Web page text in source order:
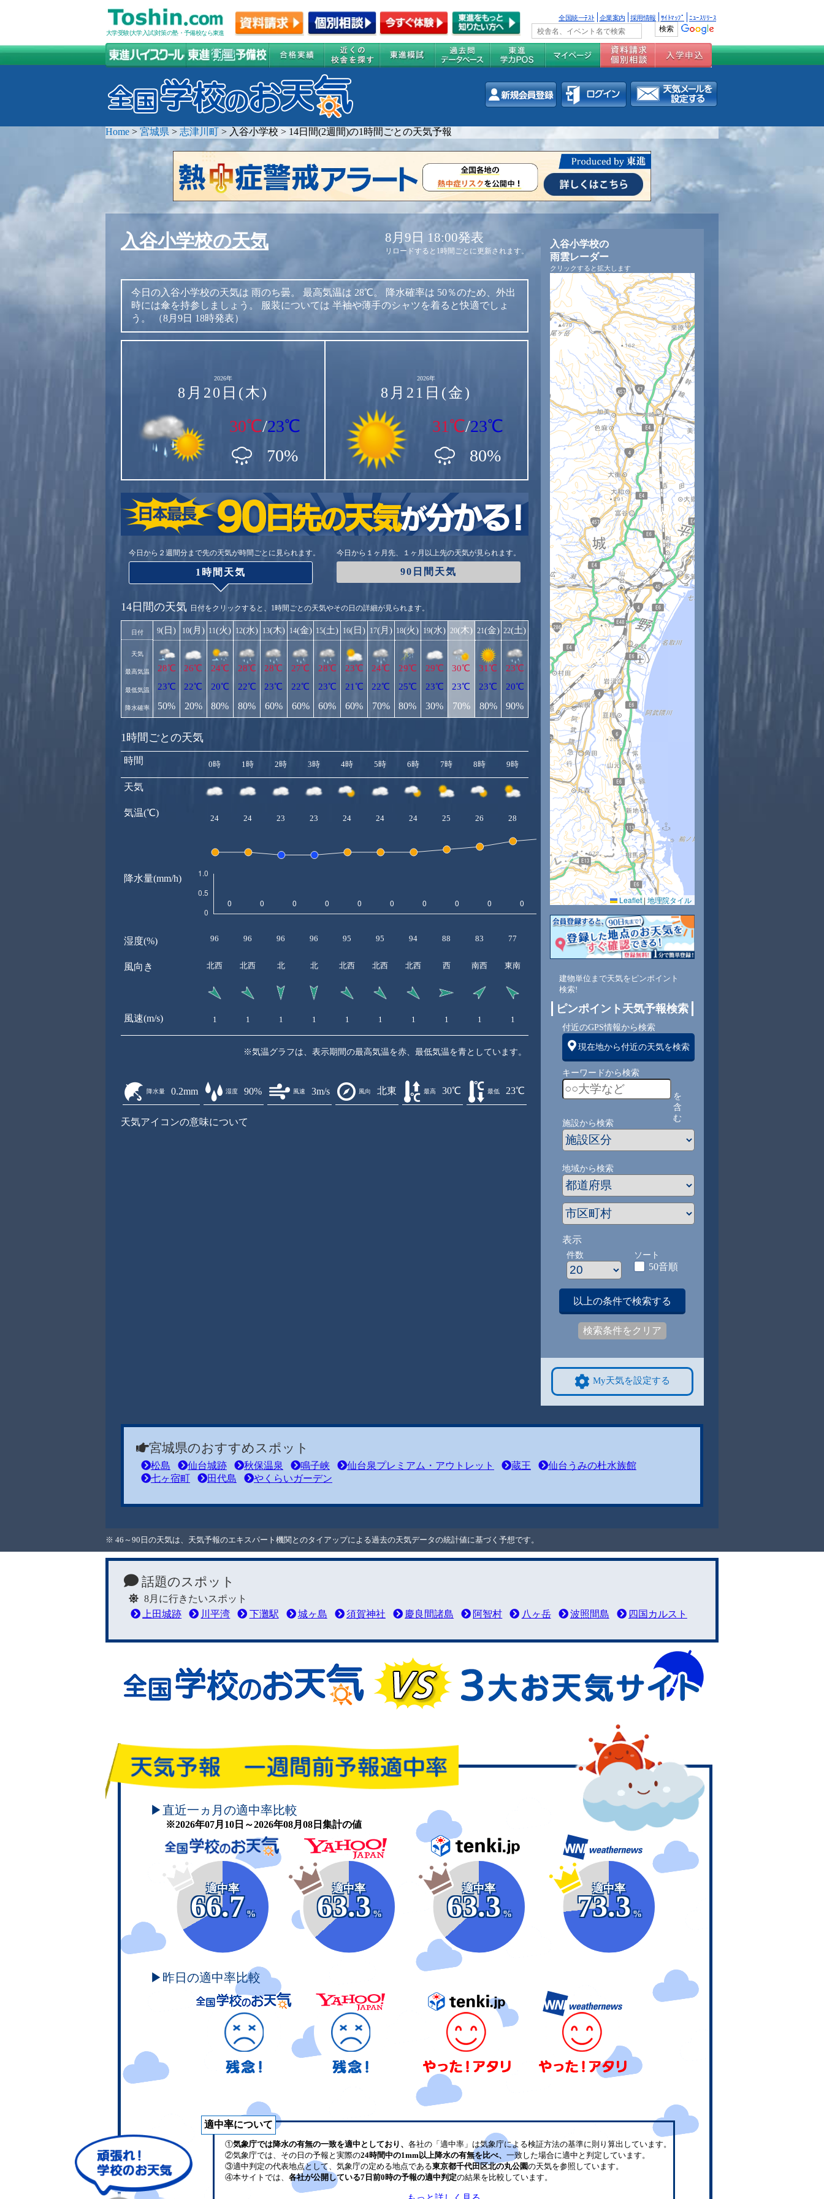
大学受験(大学入試)対策の塾・予備校なら東進
全国統一ﾃｽﾄ 企業案内 採用情報 ｻｲﾄﾏｯﾌﾟ ﾆｭｰｽﾘﾘｰｽ
Home > 宮城県 > 志津川町 > 入谷小学校 > 14日間(2週間)の1時間ごとの天気予報
入谷小学校の天気 8月9日 18:00発表
リロードすると1時間ごとに更新されます。
今日の入谷小学校の天気は 雨のち曇。 最高気温は 28℃。 降水確率は 50％のため、外出
時には傘を持参しましょう。
服装については 半袖や薄手のシャツを着ると快適でしょ
う。
（8月9日 18時発表）
2026年
8月20日(木)
30℃/23℃
70%
2026年
8月21日(金)
31℃/23℃
80%
今日から２週間分まで先の天気が時間ごとに見られます。
1時間天気
今日から１ヶ月先、１ヶ月以上先の天気が見られます。
90日間天気
14日間の天気 日付をクリックすると、1時間ごとの天気やその日の詳細が見られます。
日付
天気
最高気温
最低気温
降水確率
9(日)
28℃
23℃
50%
10(月)
26℃
22℃
20%
11(火)
24℃
20℃
80%
12(水)
28℃
22℃
80%
13(木)
28℃
23℃
60%
14(金)
27℃
22℃
60%
15(土)
28℃
23℃
60%
16(日)
23℃
21℃
60%
17(月)
24℃
22℃
70%
18(火)
29℃
25℃
80%
19(水)
29℃
23℃
30%
20(木)
30℃
23℃
70%
21(金)
31℃
23℃
80%
22(土)
23℃
20℃
90%
1時間ごとの天気
時間
天気
気温(℃)
降水量(mm/h)
湿度(%)
風向き
風速(m/s)
0時 1時 2時 3時 4時 5時 6時 7時 8時 9時 10時 11時 12時 13時
24 24 23 23 24 24 24 25 26 28 29 30 30
96 96 96 96 95 95 94 88 83 77 71 68 70 72
北西 北西 北 北 北西 北西 北西 西 南西 東南
1 1 1 1 1 1 1 1 1 1
※気温グラフは、表示期間の最高気温を赤、最低気温を青としています。
降水量 0.2mm 湿度 90% 風速 3m/s 風向 北東 最高 30℃ 最低 23℃
天気アイコンの意味について
入谷小学校の
雨雲レーダー
クリックすると拡大します
Leaflet| 地理院タイル
建物単位まで天気をピンポイント
検索!
ピンポイント天気予報検索
付近のGPS情報から検索
現在地から付近の天気を検索
キーワードから検索
を
含
む
施設から検索
地域から検索
表示
件数 ソート
50音順
以上の条件で検索する
検索条件をクリア
My天気を設定する
宮城県のおすすめスポット
松島 仙台城跡 秋保温泉 鳴子峡 仙台泉プレミアム・アウトレット 蔵王
仙台うみの杜水族館
七ヶ宿町
田代島 やくらいガーデン
※ 46～90日の天気は、天気予報のエキスパート機関とのタイアップによる過去の天気データの統計値に基づく予想です。
話題のスポット
8月に行きたいスポット
上田城跡
川平湾 下灘駅 城ヶ島 須賀神社 慶良間諸島 阿智村 八ヶ岳 波照間島 四国カルスト
頑張れ！学校のお天気
▶直近一ヵ月の適中率比較
※2026年07月10日～2026年08月08日集計の値
適中率
66.7
%
適中率
63.3
%
適中率
63.3
%
適中率
73.3
%
▶昨日の適中率比較
適中率について
①気象庁では降水の有無の一致を適中としており、 各社の「適中率」は気象庁による検証方法の基準に則り算出しています。
②気象庁では、その日の予報と実際の24時間中の1mm以上降水の有無を比べ、 一致した場合に適中と判定しています。
③適中判定の代表地点として、気象庁の定める地点である東京都千代田区北の丸公園の天気を参照しています。
④本サイトでは、 各社が公開している7日前0時の予報の適中判定の結果を比較しています。